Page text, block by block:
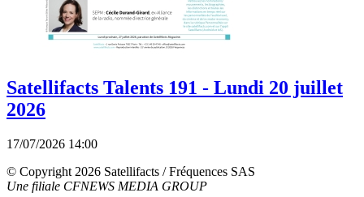
Satellifacts Talents 191 - Lundi 20 juillet
2026
17/07/2026 14:00
© Copyright 2026 Satellifacts / Fréquences SAS
Une filiale CFNEWS MEDIA GROUP